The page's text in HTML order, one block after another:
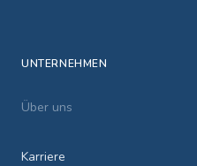
UNTERNEHMEN
Über uns
Karriere